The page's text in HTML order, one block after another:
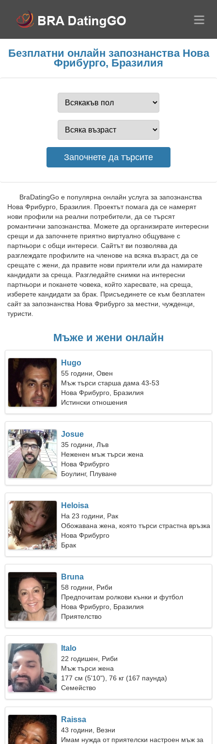
Безплатни онлайн запознанства Нова
Фрибурго, Бразилия
BraDatingGo е популярна онлайн услуга за запознанства
Нова Фрибурго, Бразилия. Проектът помага да се намерят
нови профили на реални потребители, да се търсят
романтични запознанства. Можете да организирате интересни
срещи и да започнете приятно виртуално общуване с
партньори с общи интереси. Сайтът ви позволява да
разглеждате профилите на членове на всяка възраст, да се
срещате с жени, да правите нови приятели или да намирате
кандидати за среща. Разгледайте снимки на интересни
партньори и поканете човека, който харесвате, на среща,
изберете кандидати за брак. Присъединете се към безплатен
сайт за запознанства Нова Фрибурго за местни, чужденци,
туристи.
Мъже и жени онлайн
Hugo
55 години, Овен
Мъж търси старша дама 43-53
Нова Фрибурго, Бразилия
Истински отношения
Josue
35 години, Лъв
Неженен мъж търси жена
Нова Фрибурго
Боулинг, Плуване
Heloisa
На 23 години, Рак
Обожавана жена, която търси страстна връзка
Нова Фрибурго
Брак
Bruna
58 години, Риби
Предпочитам ролкови кънки и футбол
Нова Фрибурго, Бразилия
Приятелство
Italo
22 годишен, Риби
Мъж търси жена
177 см (5'10"), 76 кг (167 паунда)
Семейство
Raissa
43 години, Везни
Имам нужда от приятелски настроен мъж за